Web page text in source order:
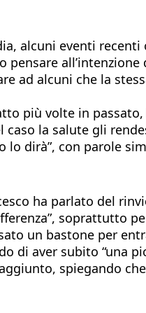
alcuni eventi
pensare
ad alcuni che la
più volte in
caso la salute gli
dirà”, con parole
ha parlato del
soprattutto
un bastone per
di aver subito “una
spiegando